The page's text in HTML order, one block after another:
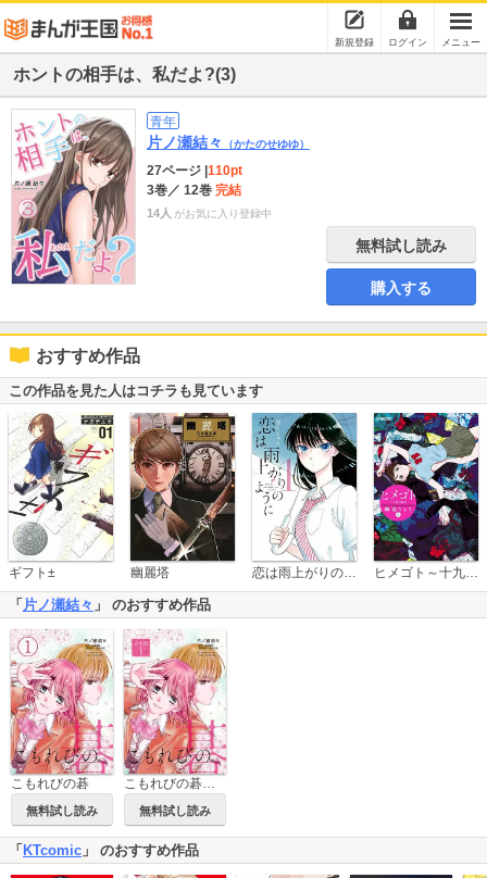
新規登録 ログイン メニュー
ホントの相手は、私だよ?(3)
青年
片ノ瀬結々 （かたのせゆゆ）
27ページ 110pt
3巻／ 12巻 完結
14人 がお気に入り登録中
無料試し読み
購入する
おすすめ作品
この作品を見た人はコチラも見ています
ギフト± 幽麗塔 恋は雨上がりのように ヒメゴト～十九歳の制服～
「 片ノ瀬結々 」 のおすすめ作品
こもれびの碁
無料試し読み
こもれびの碁【合本版】
無料試し読み
「 KTcomic 」 のおすすめ作品